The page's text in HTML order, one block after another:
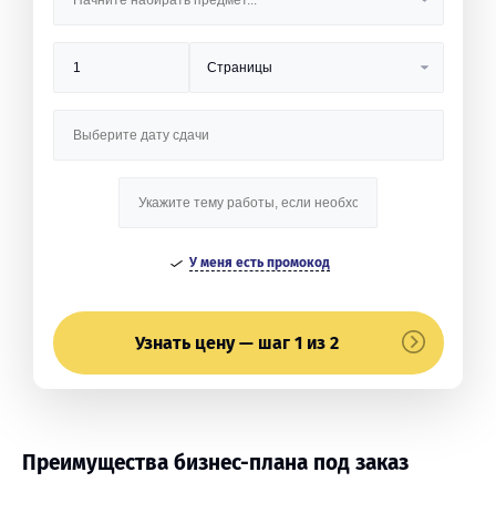
У меня есть промокод
Узнать цену — шаг 1 из 2
Преимущества бизнес-плана под заказ